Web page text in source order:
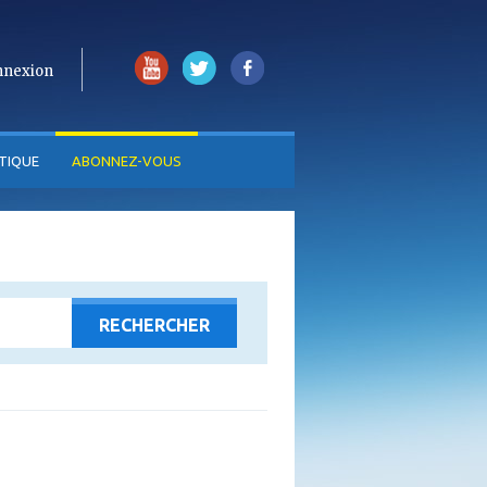
ABONNEZ-VOUS